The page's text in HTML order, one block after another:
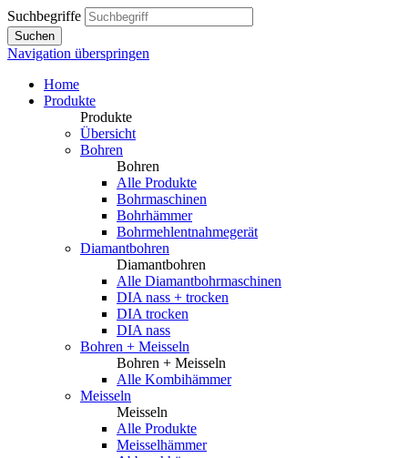
Suchbegriffe
Suchen
Navigation überspringen
Home
Produkte
Produkte
Übersicht
Bohren
Bohren
Alle Produkte
Bohrmaschinen
Bohrhämmer
Bohrmehlentnahmegerät
Diamantbohren
Diamantbohren
Alle Diamantbohrmaschinen
DIA nass + trocken
DIA trocken
DIA nass
Bohren + Meisseln
Bohren + Meisseln
Alle Kombihämmer
Meisseln
Meisseln
Alle Produkte
Meisselhämmer